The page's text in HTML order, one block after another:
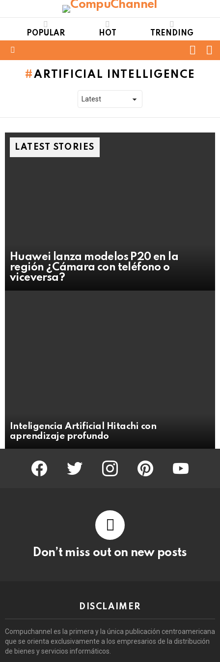
POPULAR HOT TRENDING
ARTIFICIAL INTELLIGENCE
LATEST STORIES
Huawei lanza modelos P20 en la
región ¿Cámara con teléfono o
viceversa?
Inteligencia Artificial Hitachi con
aprendizaje profundo
facebook twitter instagram pinterest youtube
Don’t miss out on new posts
DISCLAIMER
Compuchannel es la primera y la única publicación centroamericana
que se orienta exclusivamente a los empresarios de la distribución
de bienes y servicios informáticos.